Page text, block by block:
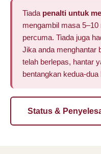
Tiada penalti untuk
mengambil masa
percuma. Tiada juga
Jika anda menghantar
telah berlepas, hantar
bentangkan kedua-
Status &